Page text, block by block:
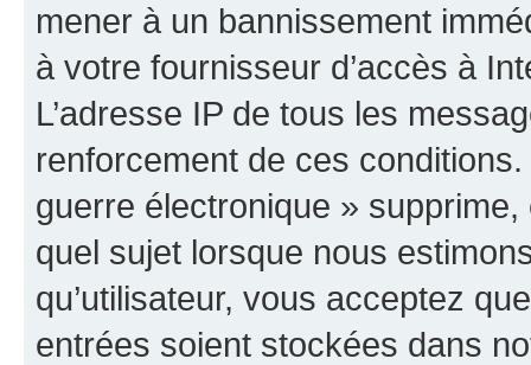
mener à un bannissement
à votre fournisseur d’accès à
L’adresse IP de tous les
renforcement de ces
guerre électronique »
quel sujet lorsque nous
qu’utilisateur, vous acceptez
entrées soient stockées dans